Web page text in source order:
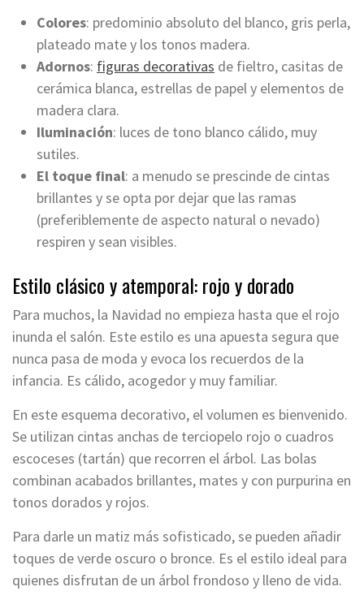
Colores: predominio absoluto del blanco, gris perla,
plateado mate y los tonos madera.
Adornos: figuras decorativas de fieltro, casitas de
cerámica blanca, estrellas de papel y elementos de
madera clara.
Iluminación: luces de tono blanco cálido, muy
sutiles.
El toque final: a menudo se prescinde de cintas
brillantes y se opta por dejar que las ramas
(preferiblemente de aspecto natural o nevado)
respiren y sean visibles.
Estilo clásico y atemporal: rojo y dorado
Para muchos, la Navidad no empieza hasta que el rojo
inunda el salón. Este estilo es una apuesta segura que
nunca pasa de moda y evoca los recuerdos de la
infancia. Es cálido, acogedor y muy familiar.
En este esquema decorativo, el volumen es bienvenido.
Se utilizan cintas anchas de terciopelo rojo o cuadros
escoceses (tartán) que recorren el árbol. Las bolas
combinan acabados brillantes, mates y con purpurina en
tonos dorados y rojos.
Para darle un matiz más sofisticado, se pueden añadir
toques de verde oscuro o bronce. Es el estilo ideal para
quienes disfrutan de un árbol frondoso y lleno de vida.